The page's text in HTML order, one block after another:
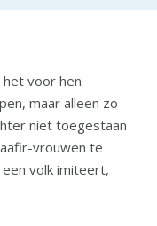
het voor hen
maar alleen zo
niet toegestaan
vrouwen te